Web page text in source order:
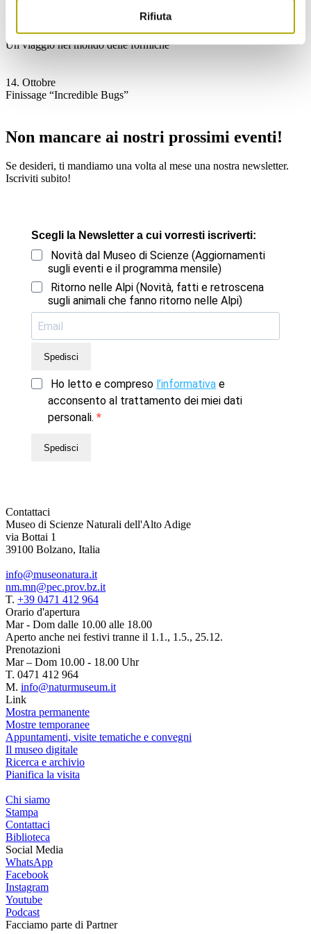
Rifiuta
9. Ottobre
Un viaggio nel mondo delle formiche
14. Ottobre
Finissage “Incredible Bugs”
Non mancare ai nostri prossimi eventi!
Se desideri, ti mandiamo una volta al mese una nostra newsletter.
Iscriviti subito!
Scegli la Newsletter a cui vorresti iscriverti:
Novità dal Museo di Scienze (Aggiornamenti
sugli eventi e il programma mensile)
Ritorno nelle Alpi (Novità, fatti e retroscena
sugli animali che fanno ritorno nelle Alpi)
Spedisci
Ho letto e compreso l’informativa e
acconsento al trattamento dei miei dati
personali.
Spedisci
Contattaci
Museo di Scienze Naturali dell'Alto Adige
via Bottai 1
39100 Bolzano, Italia
info@museonatura.it
nm.mn@pec.prov.bz.it
T. +39 0471 412 964
Orario d'apertura
Mar - Dom dalle 10.00 alle 18.00
Aperto anche nei festivi tranne il 1.1., 1.5., 25.12.
Prenotazioni
Mar – Dom 10.00 - 18.00 Uhr
T. 0471 412 964
M. info@naturmuseum.it
Link
Mostra permanente
Mostre temporanee
Appuntamenti, visite tematiche e convegni
Il museo digitale
Ricerca e archivio
Pianifica la visita
Chi siamo
Stampa
Contattaci
Biblioteca
Social Media
WhatsApp
Facebook
Instagram
Youtube
Podcast
Facciamo parte di Partner